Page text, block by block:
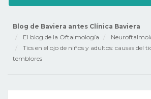
Blog de Baviera antes Clínica Baviera
El blog de la Oftalmología
Tics en el ojo de niños y adultos: causas del
temblores